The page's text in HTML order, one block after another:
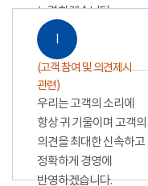
노력하겠습니다.
Ⅰ
(고객 참여 및 의견제시
관련)
우리는 고객의 소리에
항상 귀 기울이며 고객의
의견을 최대한 신속하고
정확하게 경영에
반영하겠습니다.